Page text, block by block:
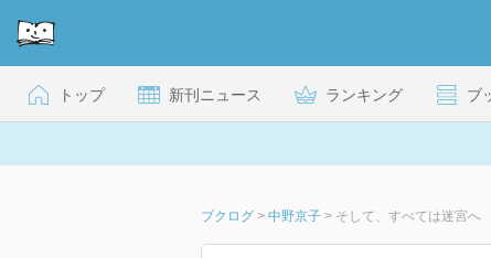
トップ 新刊ニュース ランキング ブ
ブクログ > 中野京子 > そして、すべては迷宮へ